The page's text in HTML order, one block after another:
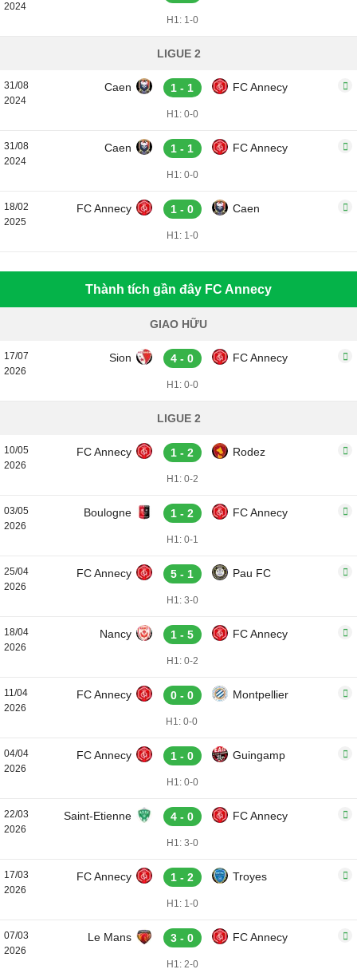
2024
H1: 1-0
LIGUE 2
31/08
2024
Caen 1 - 1 FC Annecy
H1: 0-0
31/08
2024
Caen 1 - 1 FC Annecy
H1: 0-0
18/02
2025
FC Annecy 1 - 0 Caen
H1: 1-0
Thành tích gần đây FC Annecy
GIAO HỮU
17/07
2026
Sion 4 - 0 FC Annecy
H1: 0-0
LIGUE 2
10/05
2026
FC Annecy 1 - 2 Rodez
H1: 0-2
03/05
2026
Boulogne 1 - 2 FC Annecy
H1: 0-1
25/04
2026
FC Annecy 5 - 1 Pau FC
H1: 3-0
18/04
2026
Nancy 1 - 5 FC Annecy
H1: 0-2
11/04
2026
FC Annecy 0 - 0 Montpellier
H1: 0-0
04/04
2026
FC Annecy 1 - 0 Guingamp
H1: 0-0
22/03
2026
Saint-Etienne 4 - 0 FC Annecy
H1: 3-0
17/03
2026
FC Annecy 1 - 2 Troyes
H1: 1-0
07/03
2026
Le Mans 3 - 0 FC Annecy
H1: 2-0